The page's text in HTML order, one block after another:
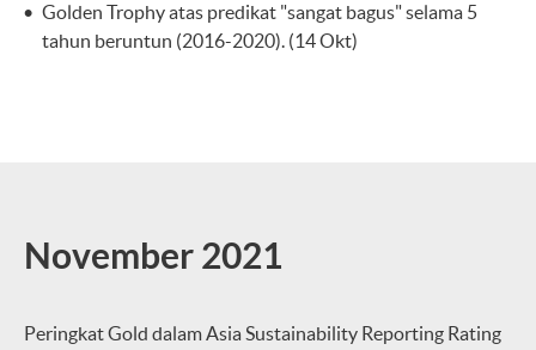
Golden Trophy atas predikat "sangat bagus" selama 5
tahun beruntun (2016-2020). (14 Okt)
November 2021
Peringkat Gold dalam Asia Sustainability Reporting Rating